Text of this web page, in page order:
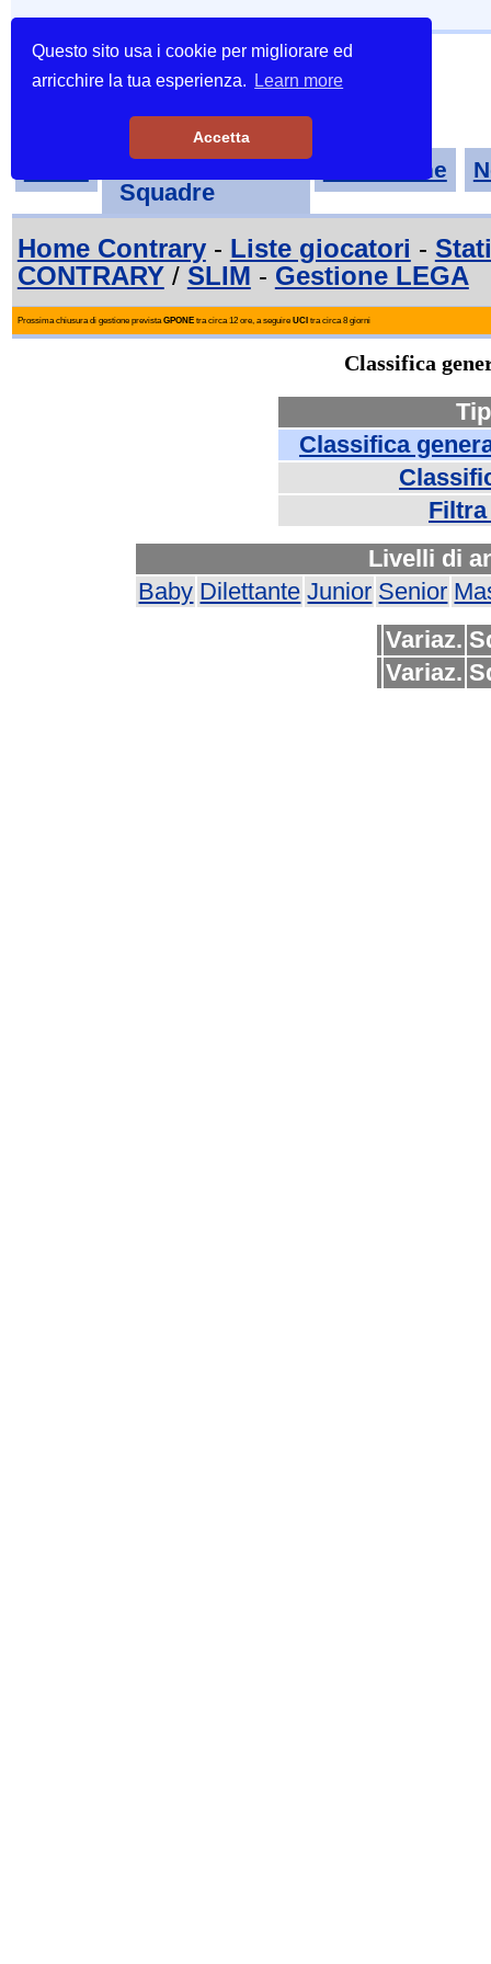
Questo sito usa i cookie per migliorare ed
arricchire la tua esperienza.
Learn more
Accetta
Tornei-
Squadre
Classifiche
Home Contrary- Liste giocatori -
CONTRARY/ SLIM - Gestione LEGA
Prossima chiusura di gestione previstaGPONEtra circa 12 ore, a seguire UCI tra circa 8 giorni
Classifica
Classifica
Livelli di
Baby Dilettante Junior Senior
Variaz.
Variaz.